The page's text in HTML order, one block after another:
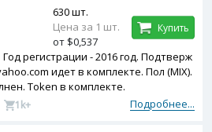
регистрации - 2016 год. Подтверж
идет в комплекте. Пол (MIX).
Token в комплекте.
Подробнее...
1k+
630 шт.
Цена за 1 шт.
от $0,537
Купить